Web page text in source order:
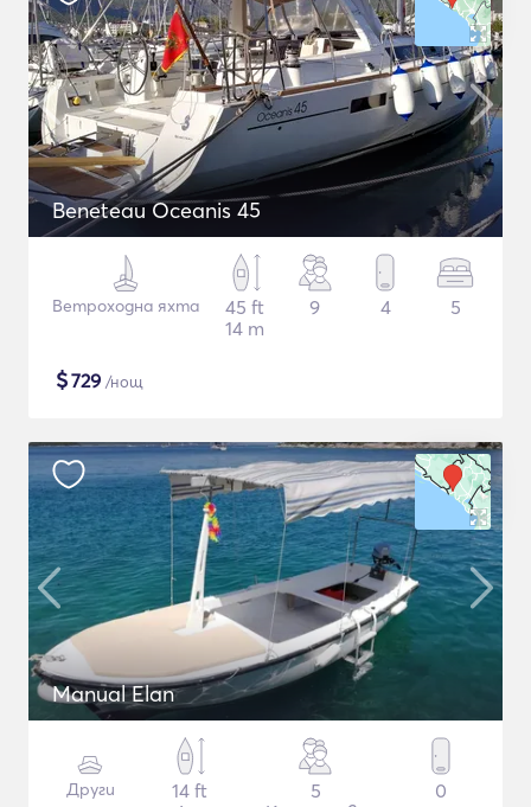
Beneteau Oceanis 45
Ветроходна яхта
45 ft
14 m
9 4 5
$729 /нощ
Manual Elan
Други
14 ft
5
0